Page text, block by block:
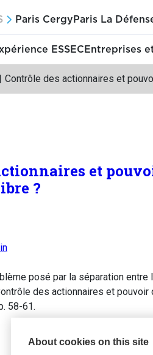
Paris Cergy Paris La
ESSEC Entreprises
Contrôle des actionnaires et
et
?
posé par la séparation
des actionnaires et
58-61.
About cookies on this site